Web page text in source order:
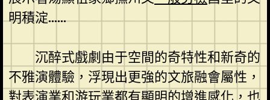
明積淀……
沉醉式戲劇由于空間的奇特性和新奇的
不雅演體驗，浮現出更強的文旅融會屬性，